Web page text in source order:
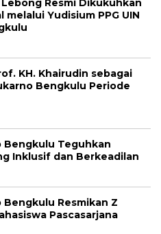
Lebong Resmi Dikukuhkan
Yudisium PPG UIN
KH. Khairudin sebagai
Bengkulu Periode
Bengkulu Teguhkan
Inklusif dan Berkeadilan
Resmikan Z
Pascasarjana